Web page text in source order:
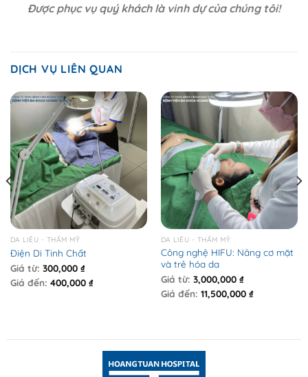
Được phục vụ quý khách là vinh dự của chúng tôi!
DỊCH VỤ LIÊN QUAN
DA LIỄU - THẨM MỸ
Điện Di Tinh Chất
Giá từ: 300,000 ₫
Giá đến: 400,000 ₫
DA LIỄU - THẨM MỸ
Công nghệ HIFU: Nâng cơ mặt
và trẻ hóa da
Giá từ: 3,000,000 ₫
Giá đến: 11,500,000 ₫